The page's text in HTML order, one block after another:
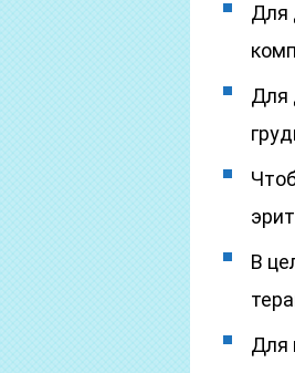
Для
Для
В
Для